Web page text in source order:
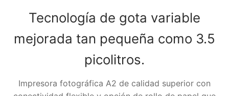
Tecnología de gota variable
mejorada tan pequeña como 3.5
picolitros.
Impresora fotográfica A2 de calidad superior con